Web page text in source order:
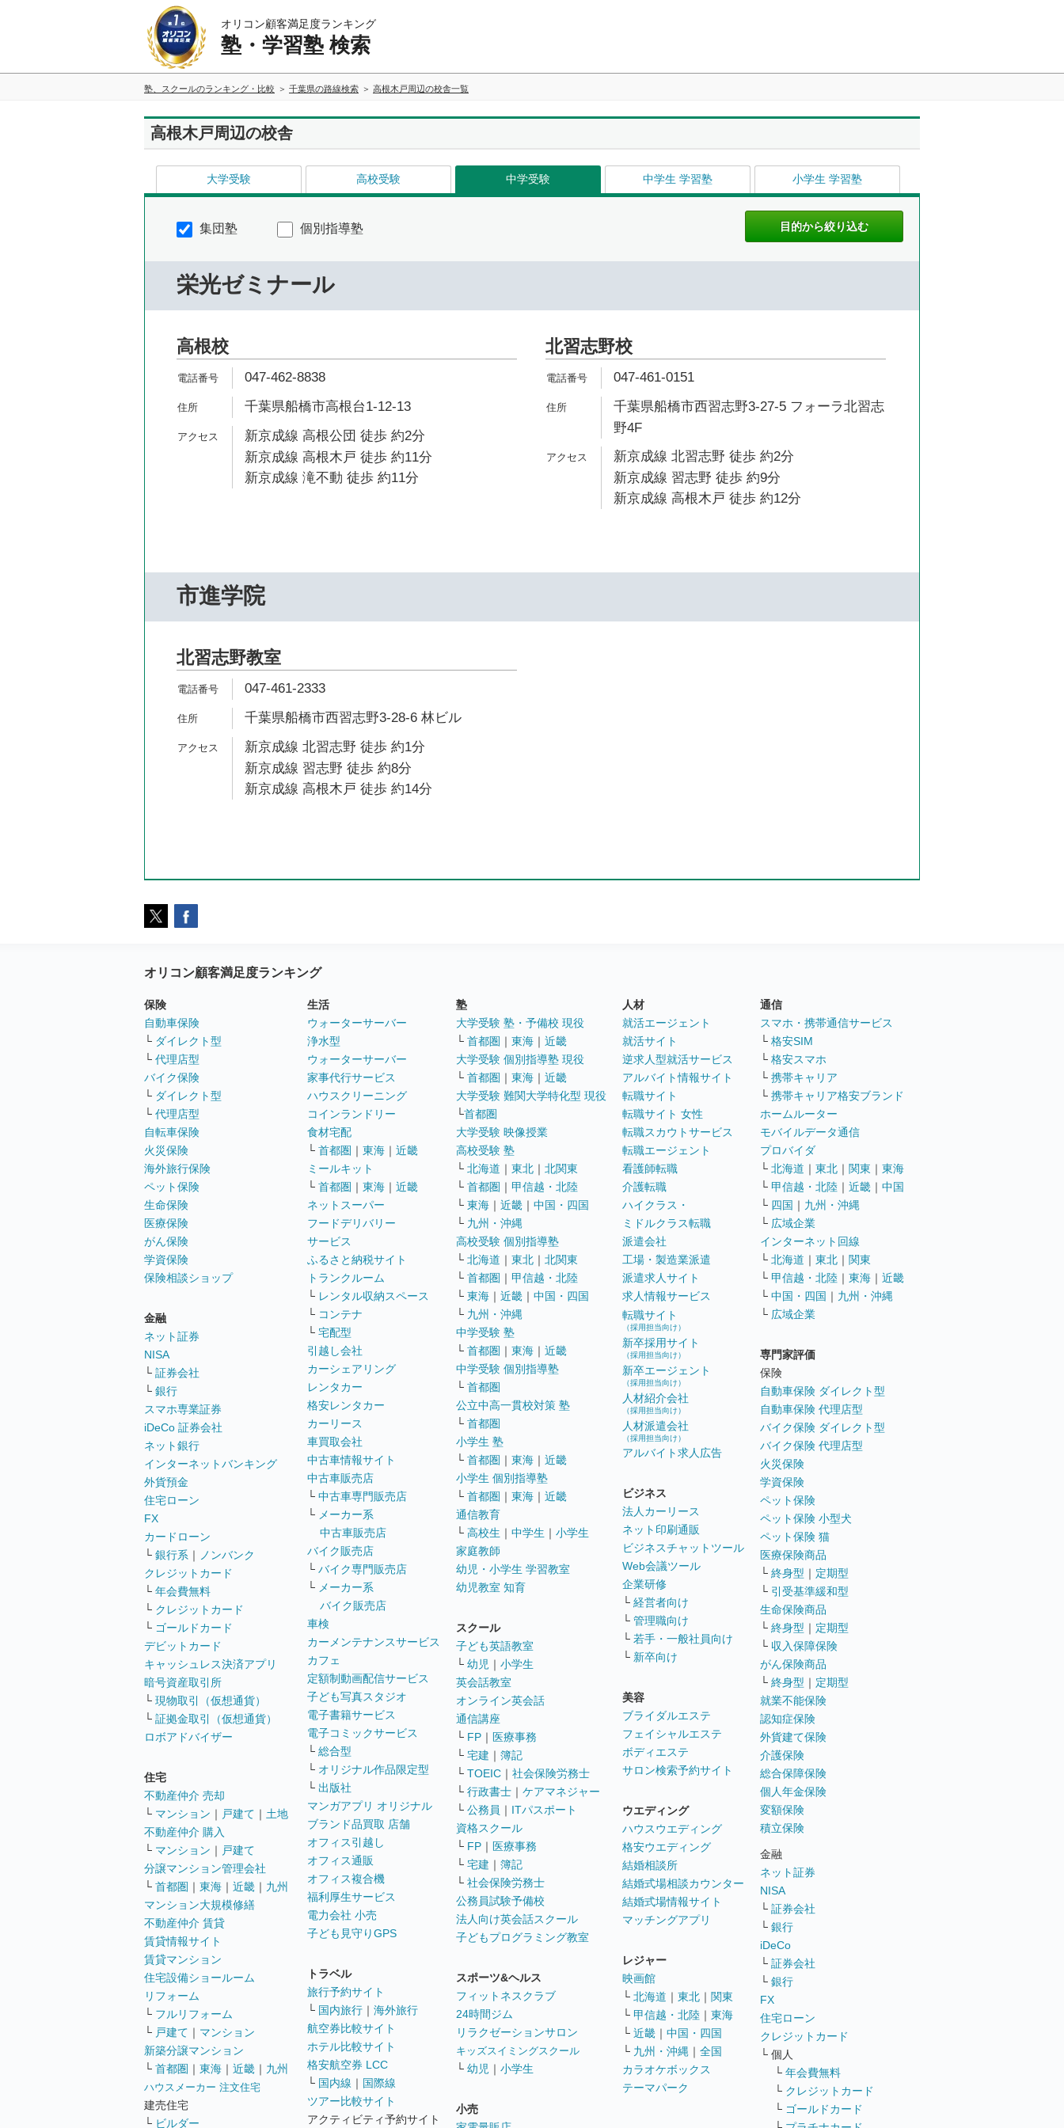
オリコン顧客満足度ランキング
塾・学習塾 検索
塾、スクールのランキング・比較 千葉県の路線検索 高根木戸周辺の校舎一覧
高根木戸周辺の校舎
大学受験 高校受験 中学受験 中学生 学習塾 小学生 学習塾
集団塾 個別指導塾
栄光ゼミナール
高根校
047-462-8838
千葉県船橋市高根台1-12-13
新京成線 高根公団 徒歩 約2分
新京成線 高根木戸 徒歩 約11分
新京成線 滝不動 徒歩 約11分
北習志野校
047-461-0151
千葉県船橋市西習志野3-27-5 フォーラ北習志
野4F
新京成線 北習志野 徒歩 約2分
新京成線 習志野 徒歩 約9分
新京成線 高根木戸 徒歩 約12分
市進学院
北習志野教室
047-461-2333
千葉県船橋市西習志野3-28-6 林ビル
新京成線 北習志野 徒歩 約1分
新京成線 習志野 徒歩 約8分
新京成線 高根木戸 徒歩 約14分
オリコン顧客満足度ランキング
保険
自動車保険
└ ダイレクト型
└ 代理店型
バイク保険
└ ダイレクト型
└ 代理店型
自転車保険
火災保険
海外旅行保険
ペット保険
生命保険
医療保険
がん保険
学資保険
保険相談ショップ
金融
ネット証券
NISA
└ 証券会社
└ 銀行
スマホ専業証券
iDeCo 証券会社
ネット銀行
インターネットバンキング
外貨預金
住宅ローン
FX
カードローン
└ 銀行系 ｜
ノンバンク
クレジットカード
└ 年会費無料
└ クレジットカード
└ ゴールドカード
デビットカード
キャッシュレス決済アプリ
暗号資産取引所
└ 現物取引（仮想通貨）
└ 証拠金取引（仮想通貨）
ロボアドバイザー
住宅
不動産仲介 売却
└ マンション ｜ 戸建て ｜ 土地
不動産仲介 購入
└ マンション ｜ 戸建て
分譲マンション管理会社
└ 首都圏 ｜ 東海 ｜ 近畿 ｜ 九州
マンション大規模修繕
不動産仲介 賃貸
賃貸情報サイト
賃貸マンション
住宅設備ショールーム
リフォーム
└ フルリフォーム
└ 戸建て ｜ マンション
新築分譲マンション
└ 首都圏 ｜ 東海 ｜ 近畿 ｜ 九州
ハウスメーカー 注文住宅
建売住宅
└ ビルダー
生活
ウォーターサーバー
浄水型
ウォーターサーバー
家事代行サービス
ハウスクリーニング
コインランドリー
食材宅配
└ 首都圏 ｜ 東海 ｜ 近畿
ミールキット
└ 首都圏 ｜ 東海 ｜ 近畿
ネットスーパー
フードデリバリー
サービス
ふるさと納税サイト
トランクルーム
└ レンタル収納スペース
└ コンテナ
└ 宅配型
引越し会社
カーシェアリング
レンタカー
格安レンタカー
カーリース
車買取会社
中古車情報サイト
中古車販売店
└ 中古車専門販売店
└ メーカー系
中古車販売店
バイク販売店
└ バイク専門販売店
└ メーカー系
バイク販売店
車検
カーメンテナンスサービス
カフェ
定額制動画配信サービス
子ども写真スタジオ
電子書籍サービス
電子コミックサービス
└ 総合型
└ オリジナル作品限定型
└ 出版社
マンガアプリ オリジナル
ブランド品買取 店舗
オフィス引越し
オフィス通販
オフィス複合機
福利厚生サービス
電力会社 小売
子ども見守りGPS
トラベル
旅行予約サイト
└ 国内旅行 ｜ 海外旅行
航空券比較サイト
ホテル比較サイト
格安航空券 LCC
└ 国内線 ｜ 国際線
ツアー比較サイト
アクティビティ予約サイト
塾
大学受験 塾・予備校 現役
└ 首都圏 ｜ 東海 ｜ 近畿
大学受験 個別指導塾 現役
└ 首都圏 ｜ 東海 ｜ 近畿
大学受験 難関大学特化型 現役
└首都圏
大学受験 映像授業
高校受験 塾
└ 北海道 ｜ 東北 ｜ 北関東
└ 首都圏 ｜ 甲信越・北陸
└ 東海 ｜ 近畿 ｜ 中国・四国
└ 九州・沖縄
高校受験 個別指導塾
└ 北海道 ｜ 東北 ｜ 北関東
└ 首都圏 ｜ 甲信越・北陸
└ 東海 ｜ 近畿 ｜ 中国・四国
└ 九州・沖縄
中学受験 塾
└ 首都圏 ｜ 東海 ｜ 近畿
中学受験 個別指導塾
└ 首都圏
公立中高一貫校対策 塾
└ 首都圏
小学生 塾
└ 首都圏 ｜ 東海 ｜ 近畿
小学生 個別指導塾
└ 首都圏 ｜ 東海 ｜ 近畿
通信教育
└ 高校生 ｜ 中学生 ｜ 小学生
家庭教師
幼児・小学生 学習教室
幼児教室 知育
スクール
子ども英語教室
└ 幼児 ｜ 小学生
英会話教室
オンライン英会話
通信講座
└ FP ｜ 医療事務
└ 宅建 ｜ 簿記
└ TOEIC ｜ 社会保険労務士
└ 行政書士 ｜ ケアマネジャー
└ 公務員 ｜ ITパスポート
資格スクール
└ FP ｜ 医療事務
└ 宅建 ｜ 簿記
└ 社会保険労務士
公務員試験予備校
法人向け英会話スクール
子どもプログラミング教室
スポーツ&ヘルス
フィットネスクラブ
24時間ジム
リラクゼーションサロン
キッズスイミングスクール
└ 幼児 ｜ 小学生
小売
人材
就活エージェント
就活サイト
逆求人型就活サービス
アルバイト情報サイト
転職サイト
転職サイト 女性
転職スカウトサービス
転職エージェント
看護師転職
介護転職
ハイクラス・
ミドルクラス転職
派遣会社
工場・製造業派遣
派遣求人サイト
求人情報サービス
転職サイト
（採用担当向け）
新卒採用サイト
（採用担当向け）
新卒エージェント
（採用担当向け）
人材紹介会社
（採用担当向け）
人材派遣会社
（採用担当向け）
アルバイト求人広告
ビジネス
法人カーリース
ネット印刷通販
ビジネスチャットツール
Web会議ツール
企業研修
└ 経営者向け
└ 管理職向け
└ 若手・一般社員向け
└ 新卒向け
美容
ブライダルエステ
フェイシャルエステ
ボディエステ
サロン検索予約サイト
ウエディング
ハウスウエディング
格安ウエディング
結婚相談所
結婚式場相談カウンター
結婚式場情報サイト
マッチングアプリ
レジャー
映画館
└ 北海道 ｜ 東北 ｜ 関東
└ 甲信越・北陸 ｜ 東海
└ 近畿 ｜ 中国・四国
└ 九州・沖縄 ｜ 全国
カラオケボックス
テーマパーク
通信
スマホ・携帯通信サービス
└ 格安SIM
└ 格安スマホ
└ 携帯キャリア
└ 携帯キャリア格安ブランド
ホームルーター
モバイルデータ通信
プロバイダ
└ 北海道 ｜ 東北 ｜ 関東 ｜ 東海
└ 甲信越・北陸 ｜ 近畿 ｜ 中国
└ 四国 ｜ 九州・沖縄
└ 広域企業
インターネット回線
└ 北海道 ｜ 東北 ｜ 関東
└ 甲信越・北陸 ｜ 東海 ｜ 近畿
└ 中国・四国 ｜ 九州・沖縄
└ 広域企業
専門家評価
保険
自動車保険 ダイレクト型
自動車保険 代理店型
バイク保険 ダイレクト型
バイク保険 代理店型
火災保険
学資保険
ペット保険
ペット保険 小型犬
ペット保険 猫
医療保険商品
└ 終身型 ｜ 定期型
└ 引受基準緩和型
生命保険商品
└ 終身型 ｜ 定期型
└ 収入保障保険
がん保険商品
└ 終身型 ｜ 定期型
就業不能保険
認知症保険
外貨建て保険
介護保険
総合保障保険
個人年金保険
変額保険
積立保険
金融
ネット証券
NISA
└ 証券会社
└ 銀行
iDeCo
└ 証券会社
└ 銀行
FX
住宅ローン
クレジットカード
└ 個人
└ 年会費無料
└ クレジットカード
└ ゴールドカード